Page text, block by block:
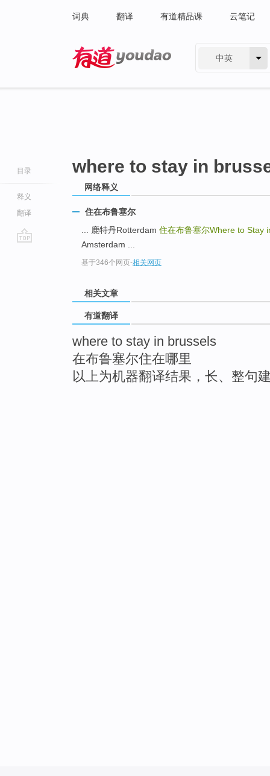
词典 翻译 有道精品课 云笔记
中英
目录
释义
翻译
where to stay in
网络释义
住在布鲁塞尔
... 鹿特丹Rotterdam 住在布鲁塞尔Where to Stay
Amsterdam ...
基于346个网页-相关网页
相关文章
有道翻译
where to stay in brussels
在布鲁塞尔住在哪里
以上为机器翻译结果，长、整句